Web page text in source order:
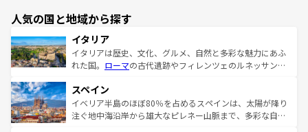
人気の国と地域から探す
イタリア
イタリアは歴史、文化、グルメ、自然と多彩な魅力にあふ
れた国。 ローマの古代遺跡やフィレンツェのルネッサンス
ろん、トスカーナの美しい田園風景やアマルフィ海岸の絶
景など、自然景観も見逃せない。観光の合間には、本場の
ピザやパスタなど、絶品のイタリア料理を堪能することも
スペイン
イベリア半島のほぼ80％を占めるスペインは、太陽が降り
注ぐ地中海沿岸から雄大なピレネー山脈まで、多彩な自然